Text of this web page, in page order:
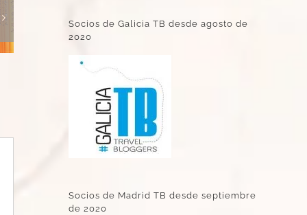
Socios de Galicia TB desde agosto de
2020
Socios de Madrid TB desde septiembre
de 2020